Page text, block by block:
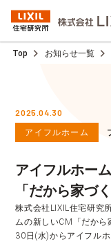
Top お知らせ一覧
2025.04.30
アイフルホーム
アイフルホー
「だから家づ
株式会社LIXIL住宅研究
ムの新しいCM「だから
30日(水)からアイフル